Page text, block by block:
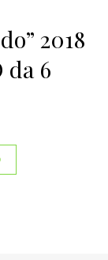
2018
da 6